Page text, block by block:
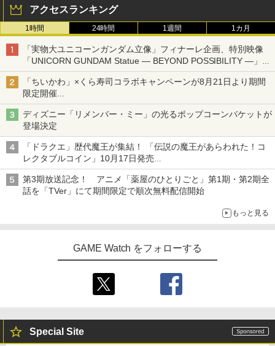
アクセスランキング
1時間 24時間 1週間 1カ月
「実物大ユニコーンガンダム立像」フィナーレ企画、特別映像
「UNICORN GUNDAM Statue ― BEYOND POSSIBILITY ―」が
8月22日から10日間限定で上映
「ちいかわ」×くら寿司コラボキャンペーンが8月21日より期間
限定開催
オリジナルの湯呑みや寿司皿が景品に登場！
ディズニー「リメンバー・ミー」の光るポップコーンバケットが
登場決定
「ドラクエ」歴代魔王が集結！ 「伝説の魔王があらわれた！コ
レクタブルコイン」10月17日発売
スクエニ・e-STOREで予約受付中
第3期放送記念！ アニメ「薬屋のひとりごと」第1期・第2期全
話を「TVer」にて期間限定で順次無料配信開始
もっと見る
GAME Watch をフォローする
Special Site